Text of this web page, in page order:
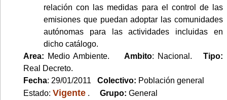
relación con las medidas para el control de las
emisiones que puedan adoptar las comunidades
autónomas para las actividades incluidas en
dicho catálogo.
Area: Medio Ambiente.Ambito: Nacional.Tipo:
Real Decreto.
Fecha: 29/01/2011 Colectivo: Población general
Estado: Vigente . Grupo: General